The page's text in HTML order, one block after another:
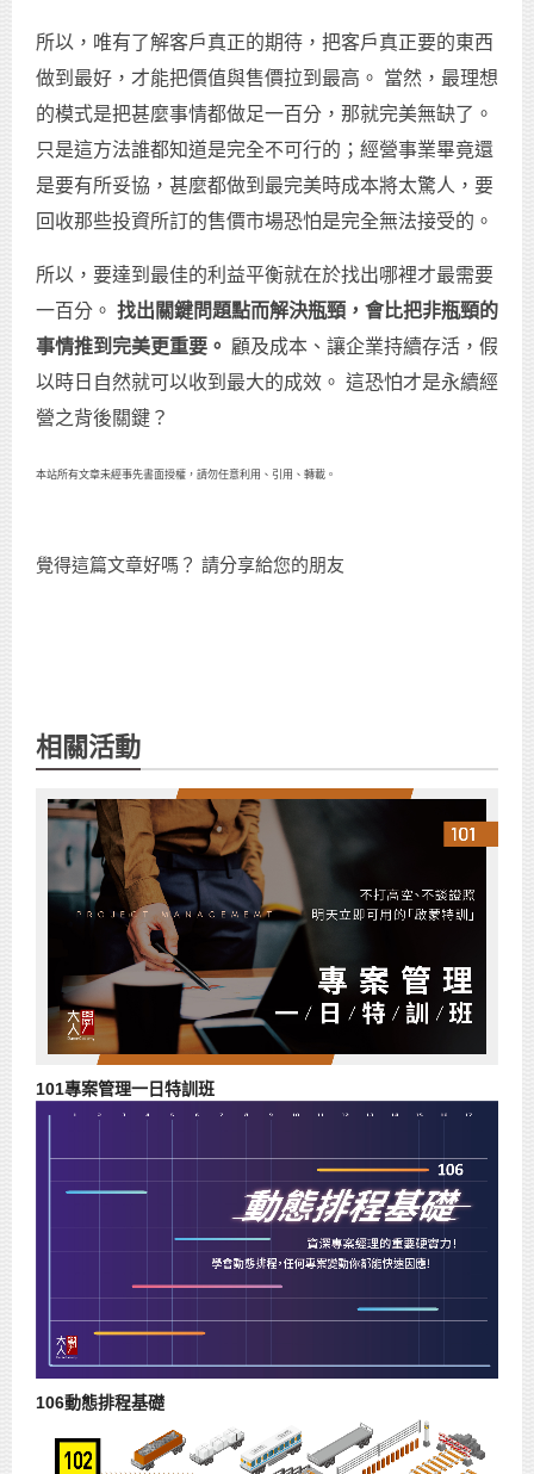
所以，唯有了解客戶真正的期待，把客戶真正要的東西
做到最好，才能把價值與售價拉到最高。 當然，最理想
的模式是把甚麼事情都做足一百分，那就完美無缺了。
只是這方法誰都知道是完全不可行的；經營事業畢竟還
是要有所妥協，甚麼都做到最完美時成本將太驚人，要
回收那些投資所訂的售價市場恐怕是完全無法接受的。
所以，要達到最佳的利益平衡就在於找出哪裡才最需要
一百分。 找出關鍵問題點而解決瓶頸，會比把非瓶頸的
事情推到完美更重要。 顧及成本、讓企業持續存活，假
以時日自然就可以收到最大的成效。 這恐怕才是永續經
營之背後關鍵？
本站所有文章未經事先書面授權，請勿任意利用、引用、轉載。
覺得這篇文章好嗎？ 請分享給您的朋友
相關活動
101專案管理一日特訓班
106動態排程基礎